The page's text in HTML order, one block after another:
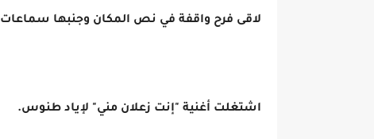
لاقى فرح واقفة في نص المكان وجنبها سماعات
اشتغلت أغنية "إنت زعلان مني" لإياد طنوس.